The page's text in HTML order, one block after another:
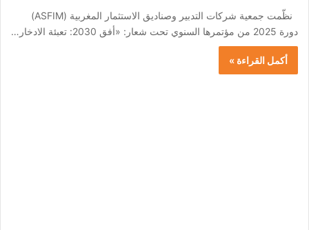
نظّمت جمعية شركات التدبير وصناديق الاستثمار المغربية (ASFIM)
دورة 2025 من مؤتمرها السنوي تحت شعار: «أفق 2030: تعبئة الادخار…
أكمل القراءة »